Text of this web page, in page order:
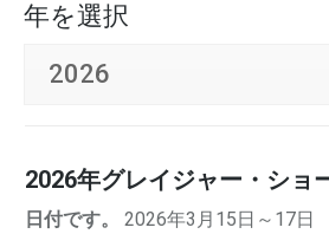
年を選択
2026
2026年グレイジャー・ショ
日付です。 2026年3月15日～17日